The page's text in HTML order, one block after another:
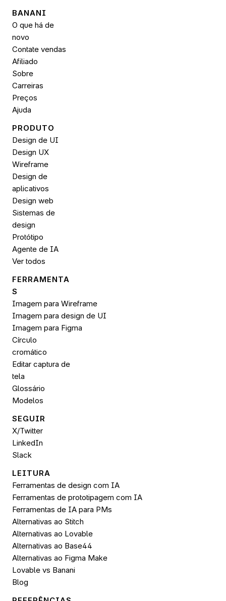
BANANI
O que há de
novo
Contate vendas
Afiliado
Sobre
Carreiras
Preços
Ajuda
PRODUTO
Design de UI
Design UX
Wireframe
Design de
aplicativos
Design web
Sistemas de
design
Protótipo
Agente de IA
Ver todos
FERRAMENTA
S
Imagem para Wireframe
Imagem para design de UI
Imagem para Figma
Círculo
cromático
Editar captura de
tela
Glossário
Modelos
SEGUIR
X/Twitter
LinkedIn
Slack
LEITURA
Ferramentas de design com IA
Ferramentas de prototipagem com IA
Ferramentas de IA para PMs
Alternativas ao Stitch
Alternativas ao Lovable
Alternativas ao Base44
Alternativas ao Figma Make
Lovable vs Banani
Blog